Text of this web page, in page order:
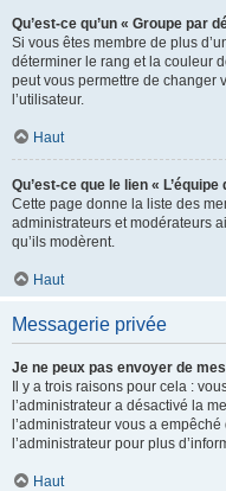
Qu’est-ce qu’un « Groupe par
Si vous êtes membre de plus
déterminer le rang et la couleur
peut vous permettre de changer
l’utilisateur.
Haut
Qu’est-ce que le lien «
Cette page donne la liste des
administrateurs et modérateurs
qu’ils modèrent.
Haut
Messagerie privée
Je ne peux pas envoyer de
Il y a trois raisons pour cela :
l’administrateur a désactivé la
l’administrateur vous a
l’administrateur pour plus
Haut